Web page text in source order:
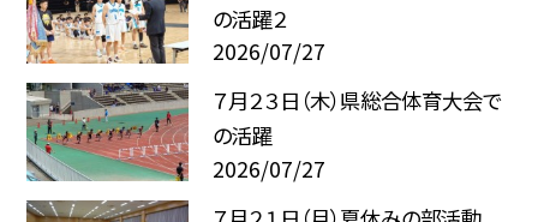
の活躍２
2026/07/27
７月２３日（木）県総合体育大会で
の活躍
2026/07/27